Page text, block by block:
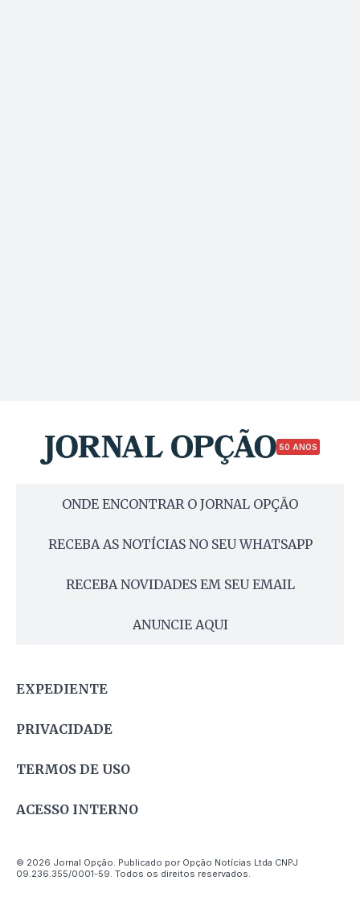
50 ANOS
ONDE ENCONTRAR O JORNAL OPÇÃO
RECEBA AS NOTÍCIAS NO SEU WHATSAPP
RECEBA NOVIDADES EM SEU EMAIL
ANUNCIE AQUI
EXPEDIENTE
PRIVACIDADE
TERMOS DE USO
ACESSO INTERNO
© 2026 Jornal Opção. Publicado por Opção Notícias Ltda CNPJ
09.236.355/0001-59. Todos os direitos reservados.